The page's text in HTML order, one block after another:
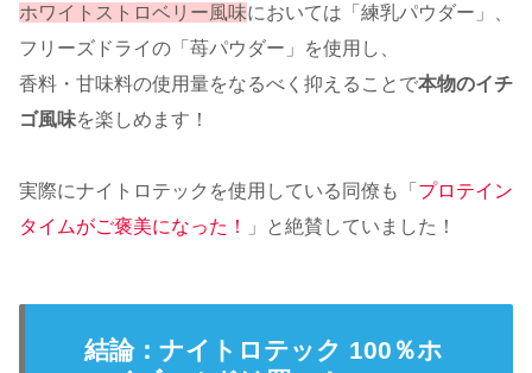
ホワイトストロベリー風味においては「練乳パウダー」、
フリーズドライの「苺パウダー」を使用し、
香料・甘味料の使用量をなるべく抑えることで本物のイチ
ゴ風味を楽しめます！
実際にナイトロテックを使用している同僚も「 プロテイン
タイムがご褒美になった！
」と絶賛していました！
結論：ナイトロテック 100％ホ